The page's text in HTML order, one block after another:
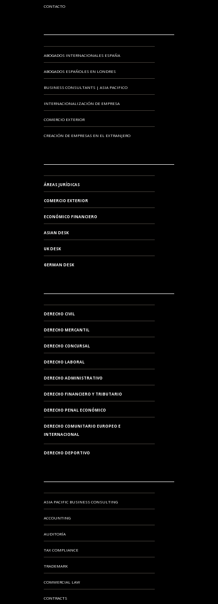
CONTACTO
ABOGADOS INTERNACIONALES ESPAÑA
ABOGADOS ESPAÑOLES EN LONDRES
BUSINESS CONSULTANTS | ASIA PACIFICO
INTERNACIONALIZACIÓN DE EMPRESA
COMERCIO EXTERIOR
CREACIÓN DE EMPRESAS EN EL EXTRANJERO
ÁREAS JURÍDICAS
COMERCIO EXTERIOR
ECONÓMICO FINANCIERO
ASIAN DESK
UK DESK
GERMAN DESK
DERECHO CIVIL
DERECHO MERCANTIL
DERECHO CONCURSAL
DERECHO LABORAL
DERECHO ADMINISTRATIVO
DERECHO FINANCIERO Y TRIBUTARIO
DERECHO PENAL ECONÓMICO
DERECHO COMUNITARIO EUROPEO E
INTERNACIONAL
DERECHO DEPORTIVO
ASIA PACIFIC BUSINESS CONSULTING
ACCOUNTING
AUDITORÍA
TAX COMPLIANCE
TRADEMARK
COMMERCIAL LAW
CONTRACTS